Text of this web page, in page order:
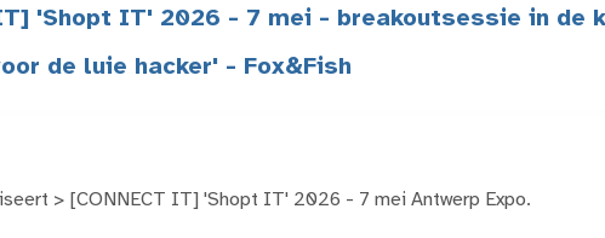
IT] 'Shopt IT' 2026 - 7 mei - breakoutsessie in
de luie hacker' - Fox&Fish
> [CONNECT IT] 'Shopt IT' 2026 - 7 mei Antwerp Expo.